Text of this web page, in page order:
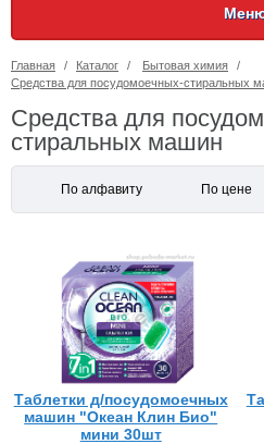
Главная / Каталог / Бытовая химия
/
Средства для посудомоечных-стиральных
Средства для
стиральных машин
По алфавиту По цене
Таблетки д/посудомоечных
машин "Океан Клин Био"
мини 30шт